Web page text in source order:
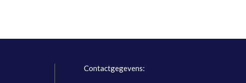
Contactgegevens: